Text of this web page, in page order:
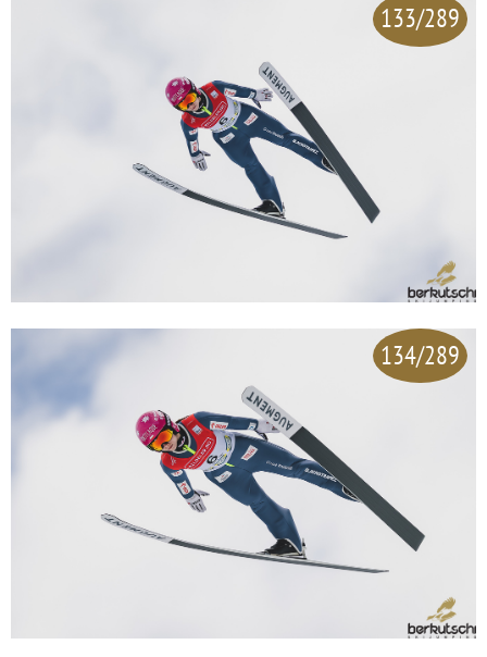
133/289
134/289